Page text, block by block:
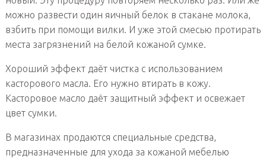
можно развести один яичный белок в стакане молока,
взбить при помощи вилки. И уже этой смесью протирать
места загрязнений на белой кожаной сумке.
Хороший эффект даёт чистка с использованием
касторового масла. Его нужно втирать в кожу.
Касторовое масло даёт защитный эффект и освежает
цвет сумки.
В магазинах продаются специальные средства,
предназначенные для ухода за кожаной мебелью